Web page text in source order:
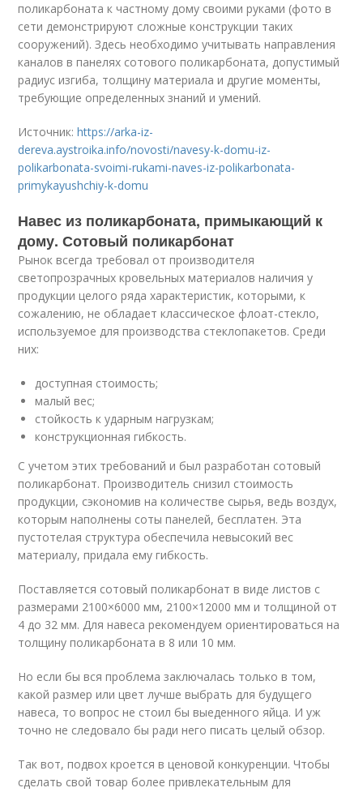
поликарбоната к частному дому своими руками (фото в
сети демонстрируют сложные конструкции таких
сооружений). Здесь необходимо учитывать направления
каналов в панелях сотового поликарбоната, допустимый
радиус изгиба, толщину материала и другие моменты,
требующие определенных знаний и умений.
Источник:https://arka-iz-
dereva.aystroika.info/novosti/navesy-k-domu-iz-
polikarbonata-svoimi-rukami-naves-iz-polikarbonata-
primykayushchiy-k-domu
Навес из поликарбоната, примыкающий к
дому. Сотовый поликарбонат
Рынок всегда требовал от производителя
светопрозрачных кровельных материалов наличия у
продукции целого ряда характеристик, которыми, к
сожалению, не обладает классическое флоат-стекло,
используемое для производства стеклопакетов. Среди
них:
доступная стоимость;
малый вес;
стойкость к ударным нагрузкам;
конструкционная гибкость.
С учетом этих требований и был разработан сотовый
поликарбонат. Производитель снизил стоимость
продукции, сэкономив на количестве сырья, ведь воздух,
которым наполнены соты панелей, бесплатен. Эта
пустотелая структура обеспечила невысокий вес
материалу, придала ему гибкость.
Поставляется сотовый поликарбонат в виде листов с
размерами 2100×6000 мм, 2100×12000 мм и толщиной от
4 до 32 мм. Для навеса рекомендуем ориентироваться на
толщину поликарбоната в 8 или 10 мм.
Но если бы вся проблема заключалась только в том,
какой размер или цвет лучше выбрать для будущего
навеса, то вопрос не стоил бы выеденного яйца. И уж
точно не следовало бы ради него писать целый обзор.
Так вот, подвох кроется в ценовой конкуренции. Чтобы
сделать свой товар более привлекательным для